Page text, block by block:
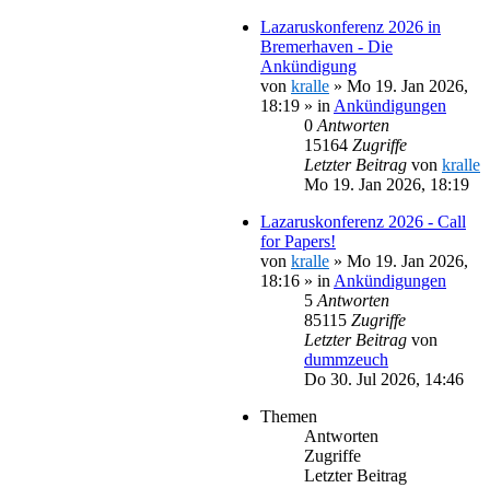
Lazaruskonferenz 2026 in
Bremerhaven - Die
Ankündigung
von kralle » Mo 19. Jan 2026,
18:19 » in Ankündigungen
0 Antworten
15164 Zugriffe
Letzter Beitrag von kralle
Mo 19. Jan 2026, 18:19
Lazaruskonferenz 2026 - Call
for Papers!
von kralle » Mo 19. Jan 2026,
18:16 » in Ankündigungen
5 Antworten
85115 Zugriffe
Letzter Beitrag von
dummzeuch
Do 30. Jul 2026, 14:46
Themen
Antworten
Zugriffe
Letzter Beitrag